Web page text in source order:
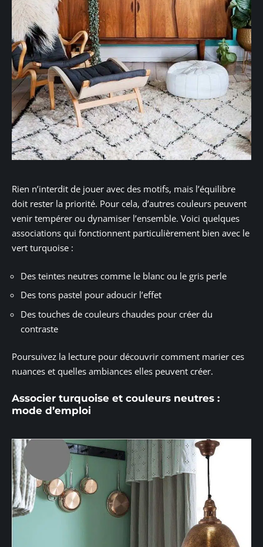
Rien n’interdit de jouer avec des motifs, mais l’équilibre
doit rester la priorité. Pour cela, d’autres couleurs peuvent
venir tempérer ou dynamiser l’ensemble. Voici quelques
associations qui fonctionnent particulièrement bien avec le
vert turquoise :
Des teintes neutres comme le blanc ou le gris perle
Des tons pastel pour adoucir l’effet
Des touches de couleurs chaudes pour créer du
contraste
Poursuivez la lecture pour découvrir comment marier ces
nuances et quelles ambiances elles peuvent créer.
Associer turquoise et couleurs neutres :
mode d’emploi